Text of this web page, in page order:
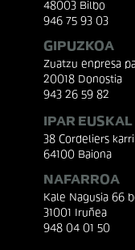
48003 Bilbo
946 75 93 03
GIPUZKOA
Zuatzu enpresa
20018 Donostia
943 26 59 82
IPAR
38 Cordeliers
64100 Baiona
NAFARROA
Kale Nagusia 66
31001 Iruñea
948 04 01 50